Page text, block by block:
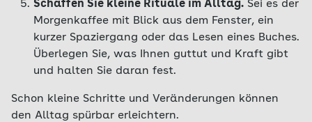
Schaffen Sie kleine Rituale im Alltag. Sei es der
Morgenkaffee mit Blick aus dem Fenster, ein
kurzer Spaziergang oder das Lesen eines Buches.
Überlegen Sie, was Ihnen guttut und Kraft gibt
und halten Sie daran fest.
Schon kleine Schritte und Veränderungen können
den Alltag spürbar erleichtern.